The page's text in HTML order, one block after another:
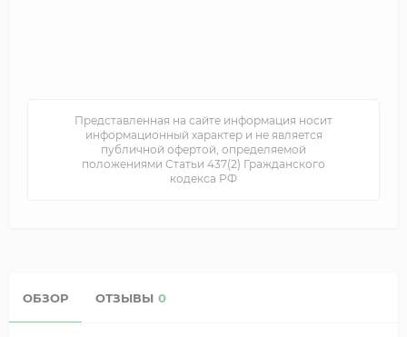
Представленная на сайте информация носит
информационный характер и не является
публичной офертой, определяемой
положениями Статьи 437(2) Гражданского
кодекса РФ
ОБЗОР ОТЗЫВЫ 0